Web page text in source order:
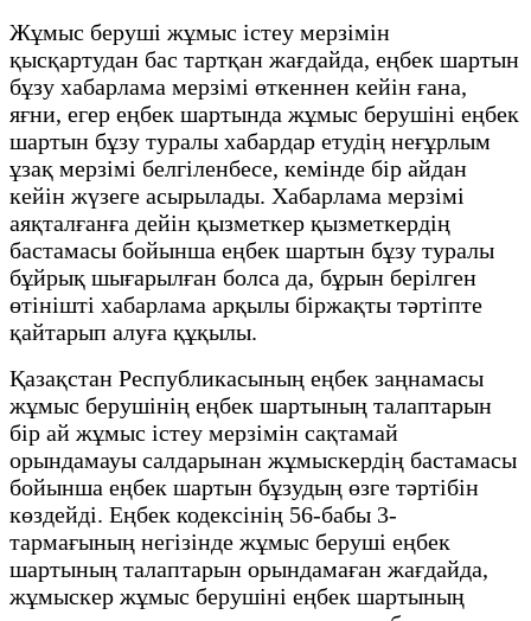
Жұмыс беруші жұмыс істеу мерзімін
қысқартудан бас тартқан жағдайда, еңбек шартын
бұзу хабарлама мерзімі өткеннен кейін ғана,
яғни, егер еңбек шартында жұмыс берушіні еңбек
шартын бұзу туралы хабардар етудің неғұрлым
ұзақ мерзімі белгіленбесе, кемінде бір айдан
кейін жүзеге асырылады. Хабарлама мерзімі
аяқталғанға дейін қызметкер қызметкердің
бастамасы бойынша еңбек шартын бұзу туралы
бұйрық шығарылған болса да, бұрын берілген
өтінішті хабарлама арқылы біржақты тәртіпте
қайтарып алуға құқылы.
Қазақстан Республикасының еңбек заңнамасы
жұмыс берушінің еңбек шартының талаптарын
бір ай жұмыс істеу мерзімін сақтамай
орындамауы салдарынан жұмыскердің бастамасы
бойынша еңбек шартын бұзудың өзге тәртібін
көздейді. Еңбек кодексінің 56-бабы 3-
тармағының негізінде жұмыс беруші еңбек
шартының талаптарын орындамаған жағдайда,
жұмыскер жұмыс берушіні еңбек шартының